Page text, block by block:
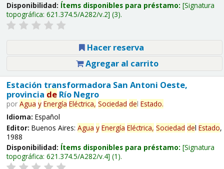
Disponibilidad: Ítems disponibles para préstamo: Signatura
topográfica: 621.374.5/A282/v.2 (3).
Hacer reserva
Agregar al carrito
Estación transformadora San Antoni Oeste,
provincia deRío Negro
por Agua y Energía Eléctrica, Sociedad del Estado.
Idioma: Español
Editor: Buenos Aires: Agua y Energía Eléctrica, Sociedad del Estado,
1988
Disponibilidad: Ítems disponibles para préstamo: Signatura
topográfica: 621.374.5/A282/v.4 (1).